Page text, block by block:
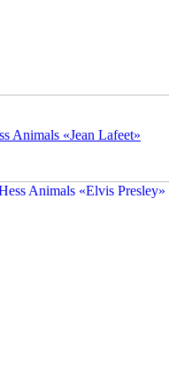
Animals «Jean Lafeet»